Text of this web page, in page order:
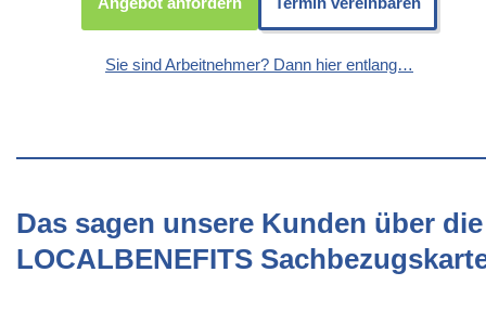
Sie sind Arbeitnehmer? Dann hier entlang…
Das sagen unsere Kunden über die
LOCALBENEFITS